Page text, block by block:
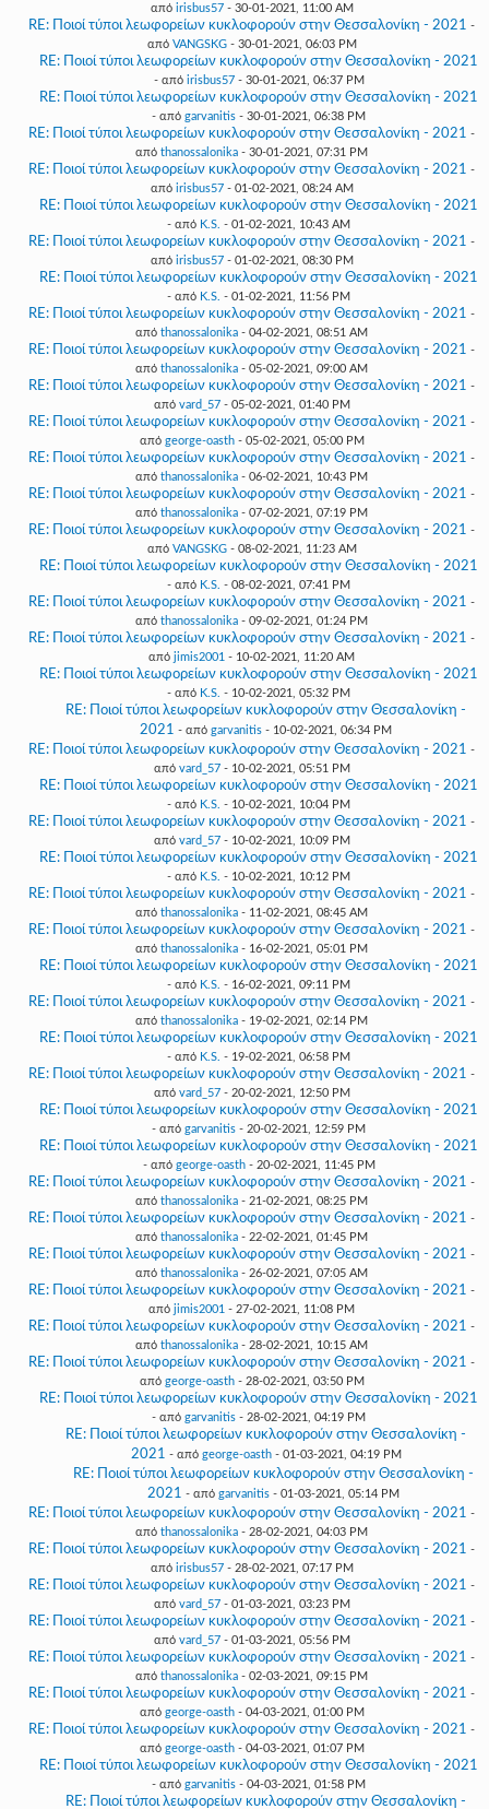
από irisbus57- 30-01-2021, 11:00 AM
RE: Ποιοί τύποι λεωφορείων κυκλοφορούν στην Θεσσαλονίκη - 2021 -
από VANGSKG- 30-01-2021, 06:03 PM
RE: Ποιοί τύποι λεωφορείων κυκλοφορούν στην Θεσσαλονίκη - 2021
- από irisbus57- 30-01-2021, 06:37 PM
RE: Ποιοί τύποι λεωφορείων κυκλοφορούν στην Θεσσαλονίκη - 2021
- από garvanitis - 30-01-2021, 06:38 PM
RE: Ποιοί τύποι λεωφορείων κυκλοφορούν στην Θεσσαλονίκη - 2021 -
από thanossalonika - 30-01-2021, 07:31 PM
RE: Ποιοί τύποι λεωφορείων κυκλοφορούν στην Θεσσαλονίκη - 2021 -
από irisbus57- 01-02-2021, 08:24 AM
RE: Ποιοί τύποι λεωφορείων κυκλοφορούν στην Θεσσαλονίκη - 2021
- από K.S. - 01-02-2021, 10:43 AM
RE: Ποιοί τύποι λεωφορείων κυκλοφορούν στην Θεσσαλονίκη - 2021 -
από irisbus57- 01-02-2021, 08:30 PM
RE: Ποιοί τύποι λεωφορείων κυκλοφορούν στην Θεσσαλονίκη - 2021
- από K.S. - 01-02-2021, 11:56 PM
RE: Ποιοί τύποι λεωφορείων κυκλοφορούν στην Θεσσαλονίκη - 2021 -
από thanossalonika - 04-02-2021, 08:51 AM
RE: Ποιοί τύποι λεωφορείων κυκλοφορούν στην Θεσσαλονίκη - 2021 -
από thanossalonika - 05-02-2021, 09:00 AM
RE: Ποιοί τύποι λεωφορείων κυκλοφορούν στην Θεσσαλονίκη - 2021 -
από vard_57- 05-02-2021, 01:40 PM
RE: Ποιοί τύποι λεωφορείων κυκλοφορούν στην Θεσσαλονίκη - 2021 -
από george-oasth- 05-02-2021, 05:00 PM
RE: Ποιοί τύποι λεωφορείων κυκλοφορούν στην Θεσσαλονίκη - 2021 -
από thanossalonika - 06-02-2021, 10:43 PM
RE: Ποιοί τύποι λεωφορείων κυκλοφορούν στην Θεσσαλονίκη - 2021 -
από thanossalonika - 07-02-2021, 07:19 PM
RE: Ποιοί τύποι λεωφορείων κυκλοφορούν στην Θεσσαλονίκη - 2021 -
από VANGSKG- 08-02-2021, 11:23 AM
RE: Ποιοί τύποι λεωφορείων κυκλοφορούν στην Θεσσαλονίκη - 2021
- από K.S. - 08-02-2021, 07:41 PM
RE: Ποιοί τύποι λεωφορείων κυκλοφορούν στην Θεσσαλονίκη - 2021 -
από thanossalonika - 09-02-2021, 01:24 PM
RE: Ποιοί τύποι λεωφορείων κυκλοφορούν στην Θεσσαλονίκη - 2021 -
από jimis2001 - 10-02-2021, 11:20 AM
RE: Ποιοί τύποι λεωφορείων κυκλοφορούν στην Θεσσαλονίκη - 2021
- από K.S. - 10-02-2021, 05:32 PM
RE: Ποιοί τύποι λεωφορείων κυκλοφορούν στην Θεσσαλονίκη -
2021 - από garvanitis - 10-02-2021, 06:34 PM
RE: Ποιοί τύποι λεωφορείων κυκλοφορούν στην Θεσσαλονίκη - 2021 -
από vard_57- 10-02-2021, 05:51 PM
RE: Ποιοί τύποι λεωφορείων κυκλοφορούν στην Θεσσαλονίκη - 2021
- από K.S. - 10-02-2021, 10:04 PM
RE: Ποιοί τύποι λεωφορείων κυκλοφορούν στην Θεσσαλονίκη - 2021 -
από vard_57- 10-02-2021, 10:09 PM
RE: Ποιοί τύποι λεωφορείων κυκλοφορούν στην Θεσσαλονίκη - 2021
- από K.S. - 10-02-2021, 10:12 PM
RE: Ποιοί τύποι λεωφορείων κυκλοφορούν στην Θεσσαλονίκη - 2021 -
από thanossalonika - 11-02-2021, 08:45 AM
RE: Ποιοί τύποι λεωφορείων κυκλοφορούν στην Θεσσαλονίκη - 2021 -
από thanossalonika - 16-02-2021, 05:01 PM
RE: Ποιοί τύποι λεωφορείων κυκλοφορούν στην Θεσσαλονίκη - 2021
- από K.S. - 16-02-2021, 09:11 PM
RE: Ποιοί τύποι λεωφορείων κυκλοφορούν στην Θεσσαλονίκη - 2021 -
από thanossalonika - 19-02-2021, 02:14 PM
RE: Ποιοί τύποι λεωφορείων κυκλοφορούν στην Θεσσαλονίκη - 2021
- από K.S. - 19-02-2021, 06:58 PM
RE: Ποιοί τύποι λεωφορείων κυκλοφορούν στην Θεσσαλονίκη - 2021 -
από vard_57- 20-02-2021, 12:50 PM
RE: Ποιοί τύποι λεωφορείων κυκλοφορούν στην Θεσσαλονίκη - 2021
- από garvanitis - 20-02-2021, 12:59 PM
RE: Ποιοί τύποι λεωφορείων κυκλοφορούν στην Θεσσαλονίκη - 2021
- από george-oasth- 20-02-2021, 11:45 PM
RE: Ποιοί τύποι λεωφορείων κυκλοφορούν στην Θεσσαλονίκη - 2021 -
από thanossalonika - 21-02-2021, 08:25 PM
RE: Ποιοί τύποι λεωφορείων κυκλοφορούν στην Θεσσαλονίκη - 2021 -
από thanossalonika - 22-02-2021, 01:45 PM
RE: Ποιοί τύποι λεωφορείων κυκλοφορούν στην Θεσσαλονίκη - 2021 -
από thanossalonika - 26-02-2021, 07:05 AM
RE: Ποιοί τύποι λεωφορείων κυκλοφορούν στην Θεσσαλονίκη - 2021 -
από jimis2001 - 27-02-2021, 11:08 PM
RE: Ποιοί τύποι λεωφορείων κυκλοφορούν στην Θεσσαλονίκη - 2021 -
από thanossalonika - 28-02-2021, 10:15 AM
RE: Ποιοί τύποι λεωφορείων κυκλοφορούν στην Θεσσαλονίκη - 2021 -
από george-oasth- 28-02-2021, 03:50 PM
RE: Ποιοί τύποι λεωφορείων κυκλοφορούν στην Θεσσαλονίκη - 2021
- από garvanitis - 28-02-2021, 04:19 PM
RE: Ποιοί τύποι λεωφορείων κυκλοφορούν στην Θεσσαλονίκη -
2021 - από george-oasth- 01-03-2021, 04:19 PM
RE: Ποιοί τύποι λεωφορείων κυκλοφορούν στην Θεσσαλονίκη -
2021 - από garvanitis- 01-03-2021, 05:14 PM
RE: Ποιοί τύποι λεωφορείων κυκλοφορούν στην Θεσσαλονίκη - 2021 -
από thanossalonika - 28-02-2021, 04:03 PM
RE: Ποιοί τύποι λεωφορείων κυκλοφορούν στην Θεσσαλονίκη - 2021 -
από irisbus57- 28-02-2021, 07:17 PM
RE: Ποιοί τύποι λεωφορείων κυκλοφορούν στην Θεσσαλονίκη - 2021 -
από vard_57- 01-03-2021, 03:23 PM
RE: Ποιοί τύποι λεωφορείων κυκλοφορούν στην Θεσσαλονίκη - 2021 -
από vard_57- 01-03-2021, 05:56 PM
RE: Ποιοί τύποι λεωφορείων κυκλοφορούν στην Θεσσαλονίκη - 2021 -
από thanossalonika - 02-03-2021, 09:15 PM
RE: Ποιοί τύποι λεωφορείων κυκλοφορούν στην Θεσσαλονίκη - 2021 -
από george-oasth- 04-03-2021, 01:00 PM
RE: Ποιοί τύποι λεωφορείων κυκλοφορούν στην Θεσσαλονίκη - 2021 -
από george-oasth- 04-03-2021, 01:07 PM
RE: Ποιοί τύποι λεωφορείων κυκλοφορούν στην Θεσσαλονίκη - 2021
- από garvanitis - 04-03-2021, 01:58 PM
RE: Ποιοί τύποι λεωφορείων κυκλοφορούν στην Θεσσαλονίκη -